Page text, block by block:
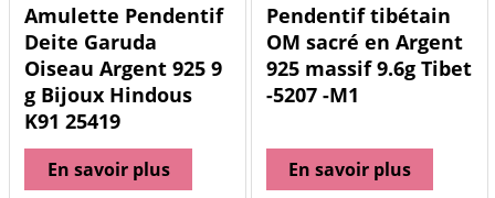
Amulette Pendentif
Deite Garuda
Oiseau Argent 925 9
g Bijoux Hindous
K91 25419
En savoir plus
Pendentif tibétain
OM sacré en Argent
925 massif 9.6g Tibet
-5207 -M1
En savoir plus